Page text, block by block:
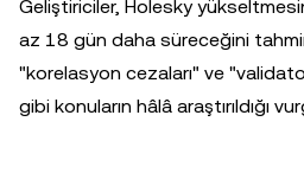
Geliştiriciler, Holesky
az 18 gün daha süreceğini
"korelasyon cezaları" ve
gibi konuların hâlâ araştırıldığı